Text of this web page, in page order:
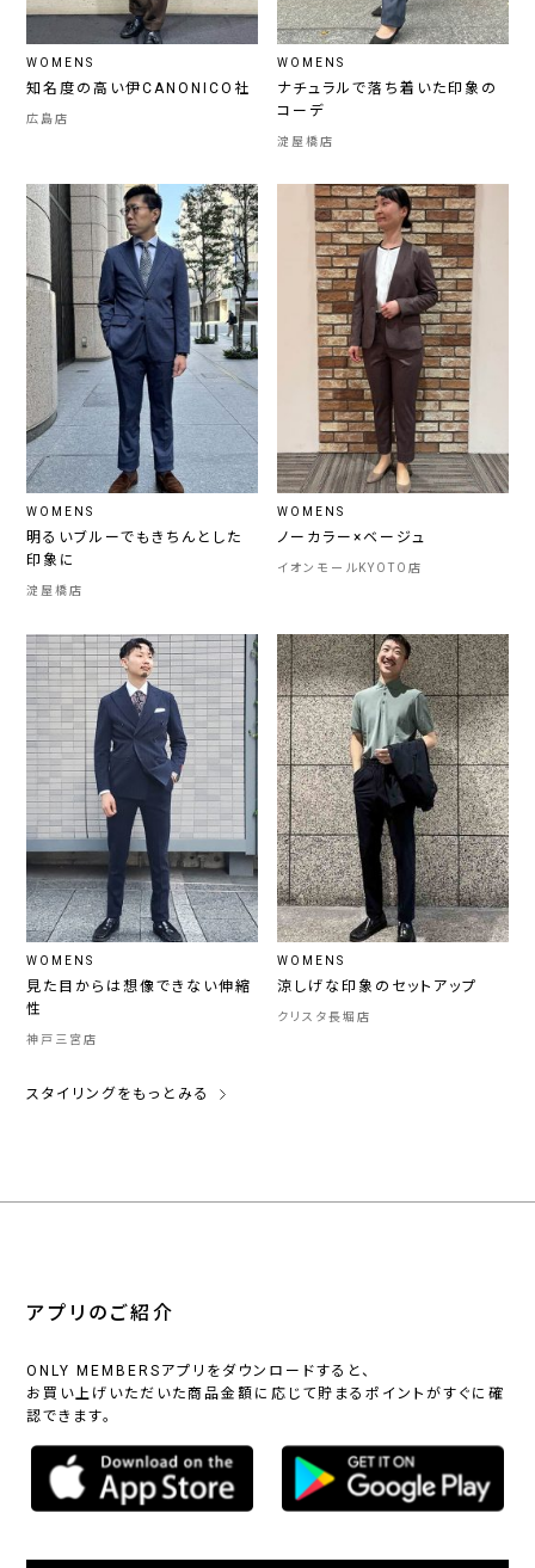
WOMENS
知名度の高い伊CANONICO社
広島店
WOMENS
ナチュラルで落ち着いた印象の
コーデ
淀屋橋店
WOMENS
明るいブルーでもきちんとした
印象に
淀屋橋店
WOMENS
ノーカラー×ベージュ
イオンモールKYOTO店
WOMENS
見た目からは想像できない伸縮
性
神戸三宮店
WOMENS
涼しげな印象のセットアップ
クリスタ長堀店
スタイリングをもっとみる
アプリのご紹介
ONLY MEMBERSアプリをダウンロードすると、
お買い上げいただいた商品金額に応じて貯まるポイントがすぐに確
認できます。